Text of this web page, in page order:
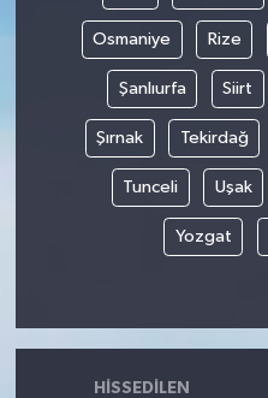
Osmaniye Rize
Şanlıurfa Siirt
Şırnak Tekirdağ
Tunceli Uşak
Yozgat
HISSEDILEN